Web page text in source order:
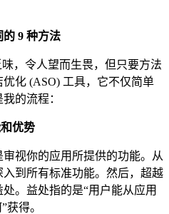
9 种方法
，令人望而生畏，但只要方法
化 (ASO) 工具，它不仅简单
的流程：
优势
视你的应用所提供的功能。从
到所有标准功能。然后，超越
。益处指的是“用户能从应用
获得。